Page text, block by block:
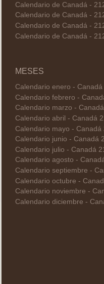
Calendario de Canadá -
Calendario de Canadá -
Calendario de Canadá -
Calendario de Canadá -
MESES
Calendario enero - Canadá
Calendario febrero -
Calendario marzo -
Calendario abril - Canadá
Calendario mayo - Canadá
Calendario junio - Canadá
Calendario julio - Canadá
Calendario agosto -
Calendario septiembre -
Calendario octubre -
Calendario noviembre -
Calendario diciembre -